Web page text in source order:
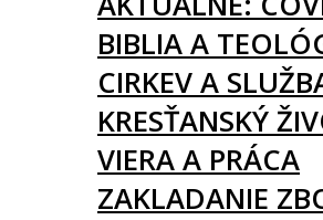
BIBLIA A
CIRKEV A
KRESŤANSKÝ
VIERA A PRÁCA
ZAKLADANIE